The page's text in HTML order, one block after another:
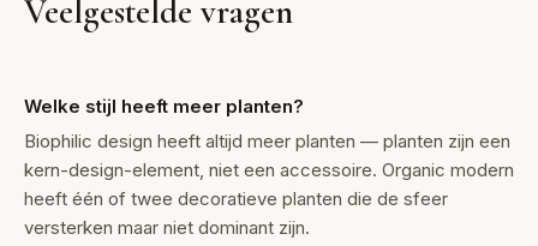
Veelgestelde vragen
Welke stijl heeft meer planten?
Biophilic design heeft altijd meer planten — planten zijn een
kern-design-element, niet een accessoire. Organic modern
heeft één of twee decoratieve planten die de sfeer
versterken maar niet dominant zijn.